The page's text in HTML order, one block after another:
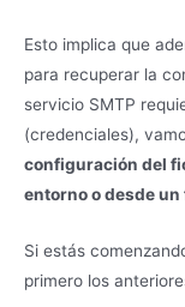
Esto implica que
para recuperar la
servicio SMTP
(credenciales),
configuración del
entorno o desde
Si estás
primero los